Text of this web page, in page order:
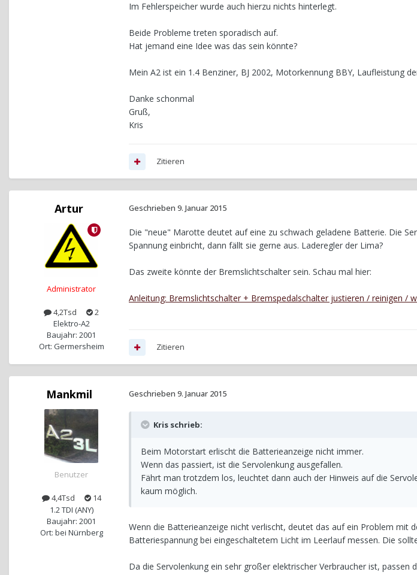
Im Fehlerspeicher wurde auch hierzu nichts hinterlegt.
Beide Probleme treten sporadisch auf.
Hat jemand eine Idee was das sein könnte?
Mein A2 ist ein 1.4 Benziner, BJ 2002, Motorkennung BBY, Laufleistung
Danke schonmal
Gruß,
Kris
Zitieren
Artur
Administrator
4,2Tsd
2
Elektro-A2
Baujahr: 2001
Ort: Germersheim
Geschrieben 9. Januar 2015
Die "neue" Marotte deutet auf eine zu schwach geladene Batterie. Die
Spannung einbricht, dann fällt sie gerne aus. Laderegler der Lima?
Das zweite könnte der Bremslichtschalter sein. Schau mal hier:
Anleitung: Bremslichtschalter + Bremspedalschalter justieren / reinigen /
Zitieren
Mankmil
Benutzer
4,4Tsd
14
1.2 TDI (ANY)
Baujahr: 2001
Ort: bei Nürnberg
Geschrieben 9. Januar 2015
Kris schrieb:
Beim Motorstart erlischt die Batterieanzeige nicht immer.
Wenn das passiert, ist die Servolenkung ausgefallen.
Fährt man trotzdem los, leuchtet dann auch der Hinweis auf die
kaum möglich.
Wenn die Batterieanzeige nicht verlischt, deutet das auf ein Problem mit
Batteriespannung bei eingeschaltetem Licht im Leerlauf messen. Die
Da die Servolenkung ein sehr großer elektrischer Verbraucher ist, passen